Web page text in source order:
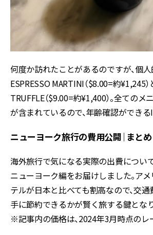
何度か訪れたことがあるのですが、個
ESPRESSO MARTINI（$8.00=約¥1,245
TRUFFLE（$9.00=約¥1,400）。全ての
が含まれているので、年齢確認ができる
ニューヨーク旅行の費用公開｜まとめ
海外旅行で気になる実際の出費について
ニューヨーク編をお届けしました。ア
テルが日本と比べても割高なので、交
手に節約できるかが賢く旅する鍵とな
※記事内の価格は、2024年3月時点のレ